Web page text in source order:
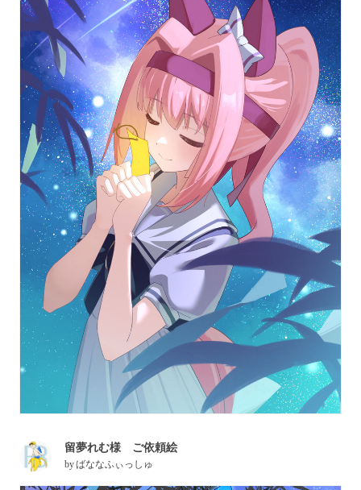
留夢れむ様 ご依頼絵
byばななふぃっしゅ